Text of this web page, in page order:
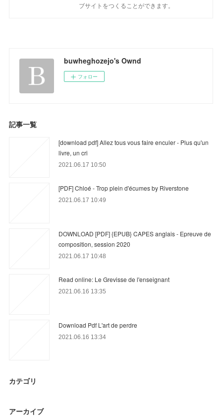
ブサイトをつくることができます。
buwheghozejo's Ownd
フォロー
記事一覧
[download pdf] Allez tous vous faire enculer - Plus qu'un
livre, un cri
2021.06.17 10:50
[PDF] Chloé - Trop plein d'écumes by Riverstone
2021.06.17 10:49
DOWNLOAD [PDF] {EPUB} CAPES anglais - Epreuve de
composition, session 2020
2021.06.17 10:48
Read online: Le Grevisse de l'enseignant
2021.06.16 13:35
Download Pdf L'art de perdre
2021.06.16 13:34
カテゴリ
アーカイブ